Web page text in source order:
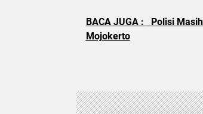
BACA JUGA :
Polisi
Mojokerto